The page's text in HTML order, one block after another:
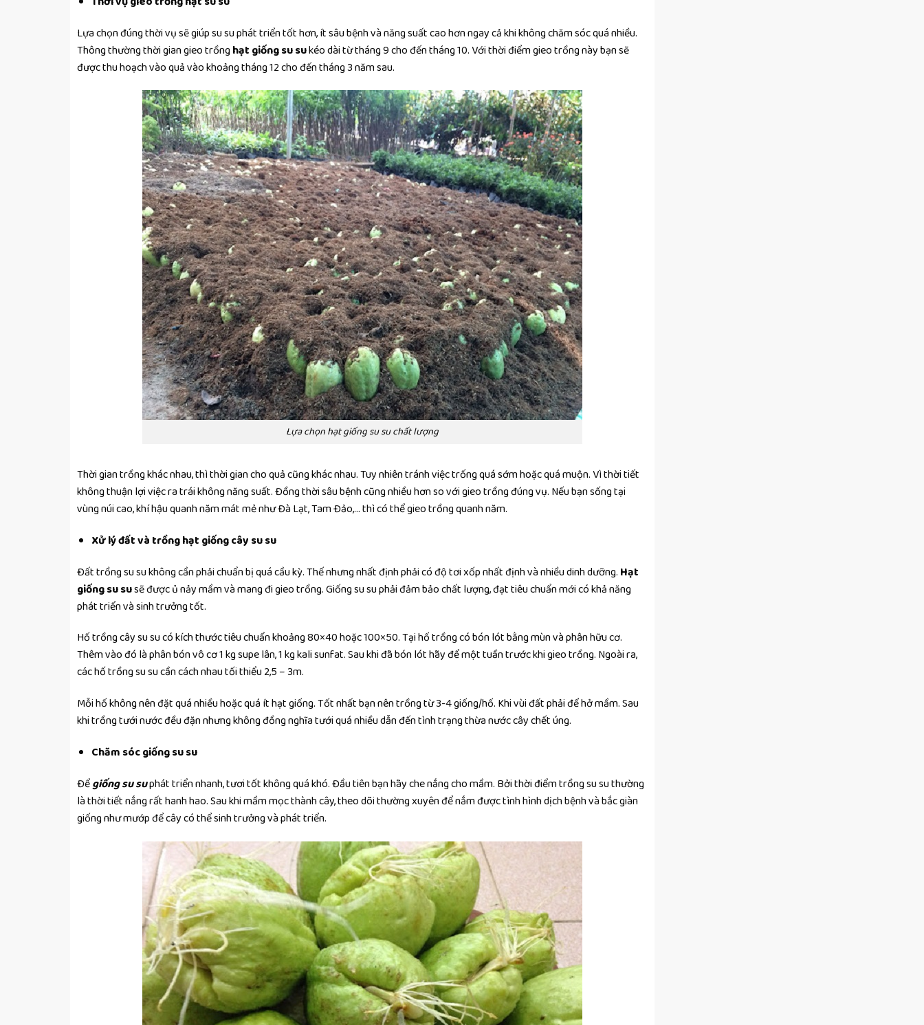
Lựa chọn đúng thời vụ sẽ giúp su su phát triển tốt hơn, ít sâu bệnh và năng suất cao hơn ngay cả khi không chăm sóc quá nhiều.
Thông thường thời gian gieo trồnghạt giống su sukéo dài từ tháng 9 cho đến tháng 10. Với thời điểm gieo trồng này bạn sẽ
được thu hoạch vào quả vào khoảng tháng 12 cho đến tháng 3 năm sau.
Lựa chọn hạt giống su su chất lượng
Thời gian trồng khác nhau, thì thời gian cho quả cũng khác nhau. Tuy nhiên tránh việc trống quá sớm hoặc quá muộn. Vì thời tiết
không thuận lợi việc ra trái không năng suất. Đồng thời sâu bệnh cũng nhiều hơn so với gieo trồng đúng vụ. Nếu bạn sống tại
vùng núi cao, khí hậu quanh năm mát mẻ như Đà Lạt, Tam Đảo,… thì có thể gieo trồng quanh năm.
Xử lý đất và trồng hạt giống cây su su
Đất trồng su su không cần phải chuẩn bị quá cầu kỳ. Thế nhưng nhất định phải có độ tơi xốp nhất định và nhiều dinh dưỡng. Hạt
giống su susẽ được ủ nảy mầm và mang đi gieo trồng. Giống su su phải đảm bảo chất lượng, đạt tiêu chuẩn mới có khả năng
phát triển và sinh trưởng tốt.
Hố trồng cây su su có kích thước tiêu chuẩn khoảng 80×40 hoặc 100×50. Tại hố trồng có bón lót bằng mùn và phân hữu cơ.
Thêm vào đó là phân bón vô cơ 1 kg supe lân, 1 kg kali sunfat. Sau khi đã bón lót hãy để một tuần trước khi gieo trồng. Ngoài ra,
các hố trồng su su cần cách nhau tối thiểu 2,5 – 3m.
Mỗi hố không nên đặt quá nhiều hoặc quá ít hạt giống. Tốt nhất bạn nên trồng từ 3-4 giống/hố. Khi vùi đất phải để hở mầm. Sau
khi trồng tưới nước đều đặn nhưng không đồng nghĩa tưới quá nhiều dẫn đến tình trạng thừa nước cây chết úng.
Chăm sóc giống su su
Đểgiống su suphát triển nhanh, tươi tốt không quá khó. Đầu tiên bạn hãy che nắng cho mầm. Bởi thời điểm trồng su su thường
là thời tiết nắng rất hanh hao. Sau khi mầm mọc thành cây, theo dõi thường xuyên để nắm được tình hình dịch bệnh và bắc giàn
giống như mướp để cây có thể sinh trưởng và phát triển.